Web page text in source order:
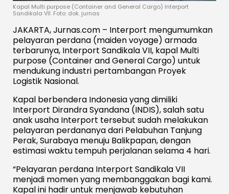
Kapal Multi purpose (Container and General Cargo) Interport
Sandikala VII. Foto: dok. jurnas
JAKARTA, Jurnas.com – Interport mengumumkan
pelayaran perdana (maiden voyage) armada
terbarunya, Interport Sandikala VII, kapal Multi
purpose (Container and General Cargo) untuk
mendukung industri pertambangan Proyek
Logistik Nasional.
Kapal berbendera Indonesia yang dimiliki
Interport Dirandra Syandana (INDIS), salah satu
anak usaha Interport tersebut sudah melakukan
pelayaran perdananya dari Pelabuhan Tanjung
Perak, Surabaya menuju Balikpapan, dengan
estimasi waktu tempuh perjalanan selama 4 hari.
“Pelayaran perdana Interport Sandikala VII
menjadi momen yang membanggakan bagi kami.
Kapal ini hadir untuk menjawab kebutuhan